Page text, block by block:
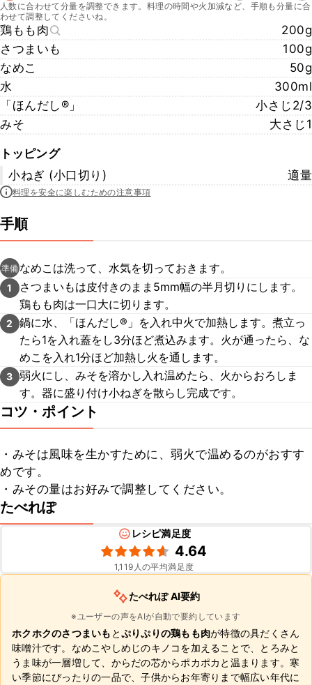
人数に合わせて分量を調整できます。料理の時間や火加減など、手順も分量に合
わせて調整してくださいね。
鶏もも肉
200g
さつまいも
100g
なめこ
50g
水
300ml
「ほんだし®︎」
小さじ2/3
みそ
大さじ1
トッピング
小ねぎ (小口切り)
適量
料理を安全に楽しむための注意事項
手順
準備 なめこは洗って、水気を切っておきます。
1
さつまいもは皮付きのまま5mm幅の半月切りにします。
鶏もも肉は一口大に切ります。
2
鍋に水、「ほんだし®」を入れ中火で加熱します。煮立っ
たら1を入れ蓋をし3分ほど煮込みます。火が通ったら、な
めこを入れ1分ほど加熱し火を通します。
3 弱火にし、みそを溶かし入れ温めたら、火からおろしま
す。器に盛り付け小ねぎを散らし完成です。
コツ・ポイント
・みそは風味を生かすために、弱火で温めるのがおすす
めです。
・みその量はお好みで調整してください。
たべれぽ
レシピ満足度
4.64
1,119 人の平均満足度
たべれぽ AI要約
※ユーザーの声をAIが自動で要約しています
ホクホクのさつまいも とぷりぷりの鶏もも肉が特徴の具だくさん
味噌汁です。なめこやしめじのキノコを加えることで、とろみと
うま味が一層増して、からだの芯からポカポカと温まります。寒
い季節にぴったりの一品で、子供からお年寄りまで幅広い年代に